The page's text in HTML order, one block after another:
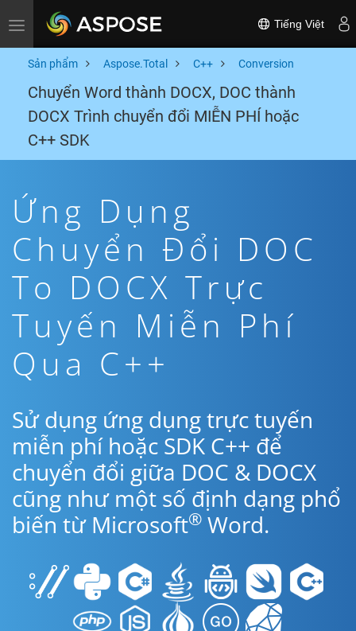
Toggle navigation Tiếng Việt
Sản phẩm Aspose.Total C++ Conversion
Chuyển Word thành DOCX, DOC thành
DOCX Trình chuyển đổi MIỄN PHÍ hoặc
C++ SDK
Ứng Dụng
Chuyển Đổi DOC
To DOCX Trực
Tuyến Miễn Phí
Qua C++
Sử dụng ứng dụng trực tuyến
miễn phí hoặc SDK C++ để
chuyển đổi giữa DOC & DOCX
cũng như một số định dạng phổ
biến từ Microsoft® Word.